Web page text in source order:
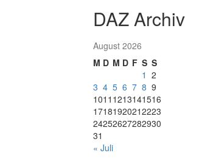
DAZ Archiv
August 2026
M D M D F S S
1 2
3 4 5 6 7 8 9
1011 1213141516
17181920212223
24252627282930
31
« Juli